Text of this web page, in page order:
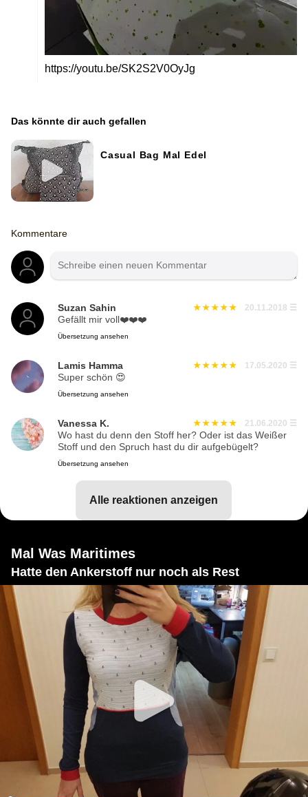
https://youtu.be/SK2S2V0OyJg
Das könnte dir auch gefallen
Casual Bag Mal Edel
Kommentare
Suzan Sahin 20.11.2018 ☰
Gefällt mir voll❤️❤️❤️
Übersetzung ansehen
Lamis Hamma 17.05.2020 ☰
Super schön 😍
Übersetzung ansehen
Vanessa K. 21.06.2020 ☰
Wo hast du denn den Stoff her? Oder ist das Weißer
Stoff und den Spruch hast du dir aufgebügelt?
Übersetzung ansehen
alle reaktionen anzeigen
Mal Was Maritimes
Hatte den Ankerstoff nur noch als Rest